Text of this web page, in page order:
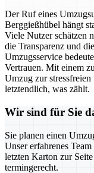
Der Ruf eines
Berggießhübel hängt
Viele Nutzer schätzen
die Transparenz und
Umzugsservice
Vertrauen. Mit einem
Umzug zur
letztendlich, was zählt.
Wir sind für Sie
Sie planen einen
Unser erfahrenes
letzten Karton zur
termingerecht.